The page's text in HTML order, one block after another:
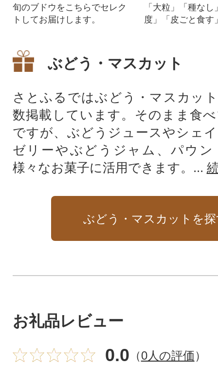
旬のブドウをこちらでセレク
トしてお届けします。
「大粒」「種なし
度」「皮ごと食す
ぶどう・マスカット
さとふるではぶどう・マスカッ
数掲載しています。そのまま食
ですが、ぶどうジュースやシェ
ゼリーやぶどうジャム、パウン
様々なお菓子に活用できます。...
ぶどう・マスカットを
お礼品レビュー
0.0 （0人の評価）